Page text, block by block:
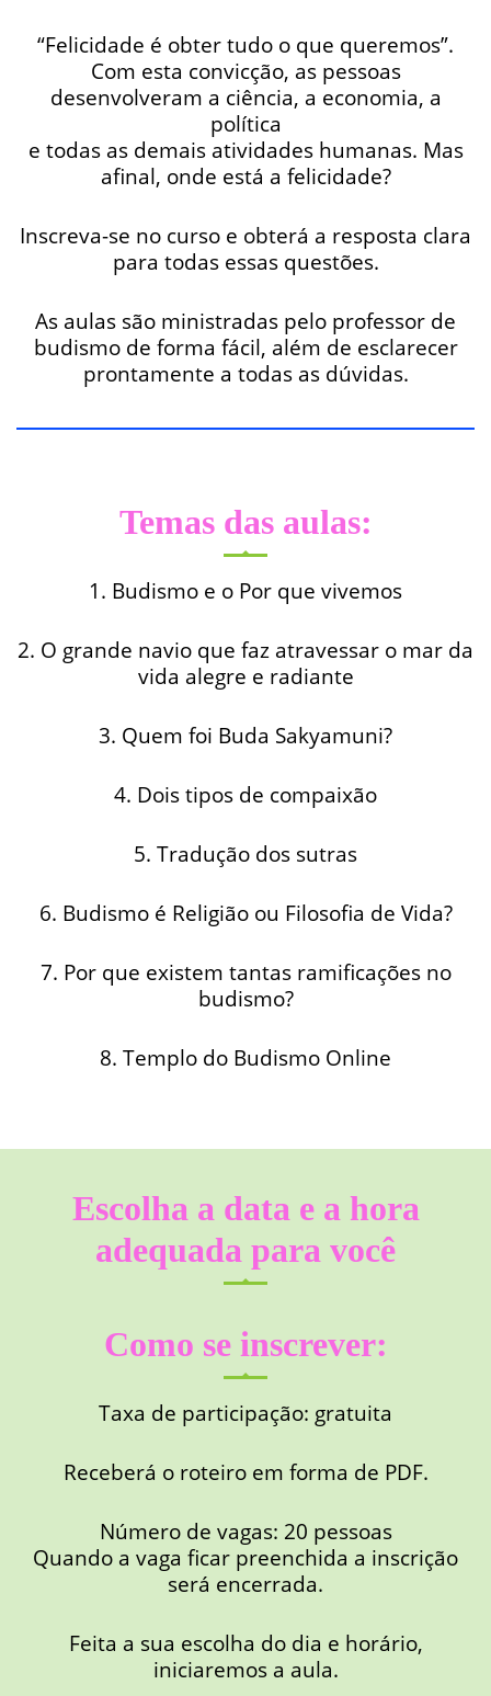
“Felicidade é obter tudo o que queremos”.
Com esta convicção, as pessoas
desenvolveram a ciência, a economia, a
política
e todas as demais atividades humanas. Mas
afinal, onde está a felicidade?
Inscreva-se no curso e obterá a resposta clara
para todas essas questões.
As aulas são ministradas pelo professor de
budismo de forma fácil, além de esclarecer
prontamente a todas as dúvidas.
Temas das aulas:
1. Budismo e o Por que vivemos
2. O grande navio que faz atravessar o mar da
vida alegre e radiante
3. Quem foi Buda Sakyamuni?
4. Dois tipos de compaixão
5. Tradução dos sutras
6. Budismo é Religião ou Filosofia de Vida?
7. Por que existem tantas ramificações no
budismo?
8. Templo do Budismo Online
Escolha a data e a hora
adequada para você
Como se inscrever:
Taxa de participação: gratuita
Receberá o roteiro em forma de PDF.
Número de vagas: 20 pessoas
Quando a vaga ficar preenchida a inscrição
será encerrada.
Feita a sua escolha do dia e horário,
iniciaremos a aula.